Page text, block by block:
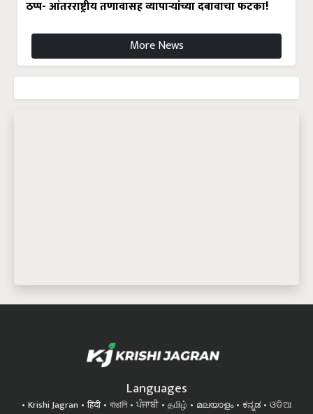
ठप्प- आंतरराष्ट्रीय तणावासह व्यापाऱ्यांच्या दबावाचा फटका!
More News
Languages
Krishi Jagran हिंदी বাঙালি ਪੰਜਾਬੀ தமிழ் മലയാളം ಕನ್ನಡ
ଓଡିଆ